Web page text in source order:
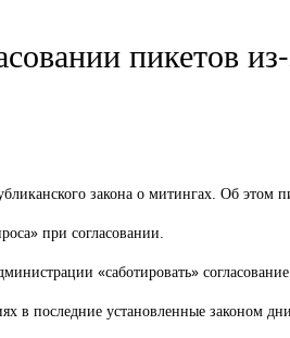
пикетов
закона о митингах. Об этом
при согласовании.
«саботировать»
в последние установленные законом